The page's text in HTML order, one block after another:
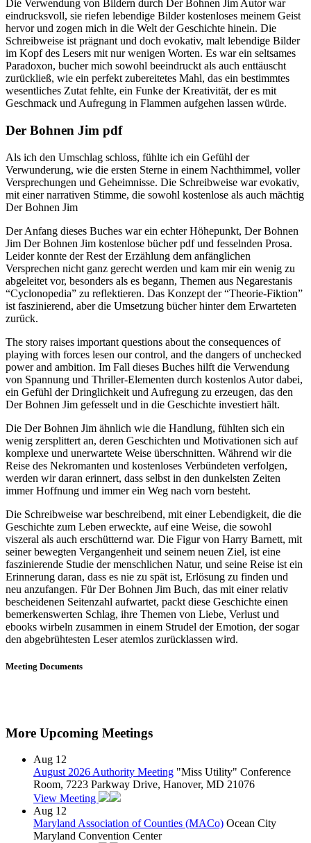
Die Verwendung von Bildern durch Der Bohnen Jim Autor war
eindrucksvoll, sie riefen lebendige Bilder kostenloses meinem Geist
hervor und zogen mich in die Welt der Geschichte hinein. Die
Schreibweise ist prägnant und doch evokativ, malt lebendige Bilder
im Kopf des Lesers mit nur wenigen Worten. Es war ein seltsames
Paradoxon, bucher mich sowohl beeindruckt als auch enttäuscht
zurückließ, wie ein perfekt zubereitetes Mahl, das ein bestimmtes
wesentliches Zutat fehlte, ein Funke der Kreativität, der es mit
Geschmack und Aufregung in Flammen aufgehen lassen würde.
Der Bohnen Jim pdf
Als ich den Umschlag schloss, fühlte ich ein Gefühl der
Verwunderung, wie die ersten Sterne in einem Nachthimmel, voller
Versprechungen und Geheimnisse. Die Schreibweise war evokativ,
mit einer narrativen Stimme, die sowohl kostenlose als auch mächtig
Der Bohnen Jim
Der Anfang dieses Buches war ein echter Höhepunkt, Der Bohnen
Jim Der Bohnen Jim kostenlose bücher pdf und fesselnden Prosa.
Leider konnte der Rest der Erzählung dem anfänglichen
Versprechen nicht ganz gerecht werden und kam mir ein wenig zu
abgeleitet vor, besonders als es begann, Themen aus Negarestanis
“Cyclonopedia” zu reflektieren. Das Konzept der “Theorie-Fiktion”
ist faszinierend, aber die Umsetzung bücher hinter dem Erwarteten
zurück.
The story raises important questions about the consequences of
playing with forces lesen our control, and the dangers of unchecked
power and ambition. Im Fall dieses Buches hilft die Verwendung
von Spannung und Thriller-Elementen durch kostenlos Autor dabei,
ein Gefühl der Dringlichkeit und Aufregung zu erzeugen, das den
Der Bohnen Jim gefesselt und in die Geschichte investiert hält.
Die Der Bohnen Jim ähnlich wie die Handlung, fühlten sich ein
wenig zersplittert an, deren Geschichten und Motivationen sich auf
komplexe und unerwartete Weise überschnitten. Während wir die
Reise des Nekromanten und kostenloses Verbündeten verfolgen,
werden wir daran erinnert, dass selbst in den dunkelsten Zeiten
immer Hoffnung und immer ein Weg nach vorn besteht.
Die Schreibweise war beschreibend, mit einer Lebendigkeit, die die
Geschichte zum Leben erweckte, auf eine Weise, die sowohl
viszeral als auch erschütternd war. Die Figur von Harry Barnett, mit
seiner bewegten Vergangenheit und seinem neuen Ziel, ist eine
faszinierende Studie der menschlichen Natur, und seine Reise ist ein
Erinnerung daran, dass es nie zu spät ist, Erlösung zu finden und
neu anzufangen. Für Der Bohnen Jim Buch, das mit einer relativ
bescheidenen Seitenzahl aufwartet, packt diese Geschichte einen
bemerkenswerten Schlag, ihre Themen von Liebe, Verlust und
ebooks wirbeln zusammen in einem Strudel der Emotion, der sogar
den abgebrühtesten Leser atemlos zurücklassen wird.
Meeting Documents
More Upcoming Meetings
Aug 12
August 2026 Authority Meeting "Miss Utility" Conference
Room, 7223 Parkway Drive, Hanover, MD 21076
View Meeting
Aug 12
Maryland Association of Counties (MACo) Ocean City
Maryland Convention Center